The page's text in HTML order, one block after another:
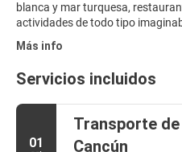
blanca y mar turquesa,
Más info
Servicios incluidos
01
Transporte
Cancún